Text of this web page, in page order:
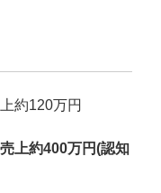
約120万円
売上約400万円(認知